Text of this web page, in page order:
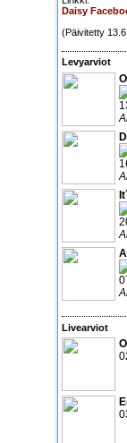
Daisy
(Päivitetty
Levyarviot
Livearviot